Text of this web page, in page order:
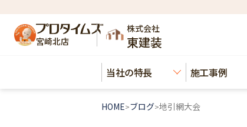
宮崎北店
株式会社
東建装
当社の特長 施工事例
HOME>ブログ>地引網大会